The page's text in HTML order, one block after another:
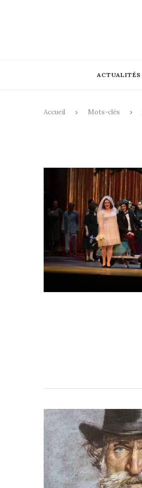
ACTUALITÉS
Accueil Mots-clés